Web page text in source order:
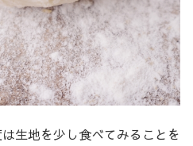
生地を少し食べてみることを